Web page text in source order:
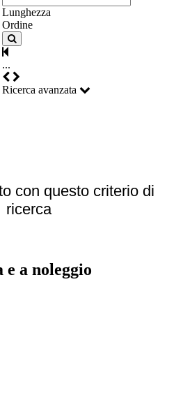
Lunghezza
Ordine
...
Ricerca avanzata
con questo criterio di
ricerca
a noleggio